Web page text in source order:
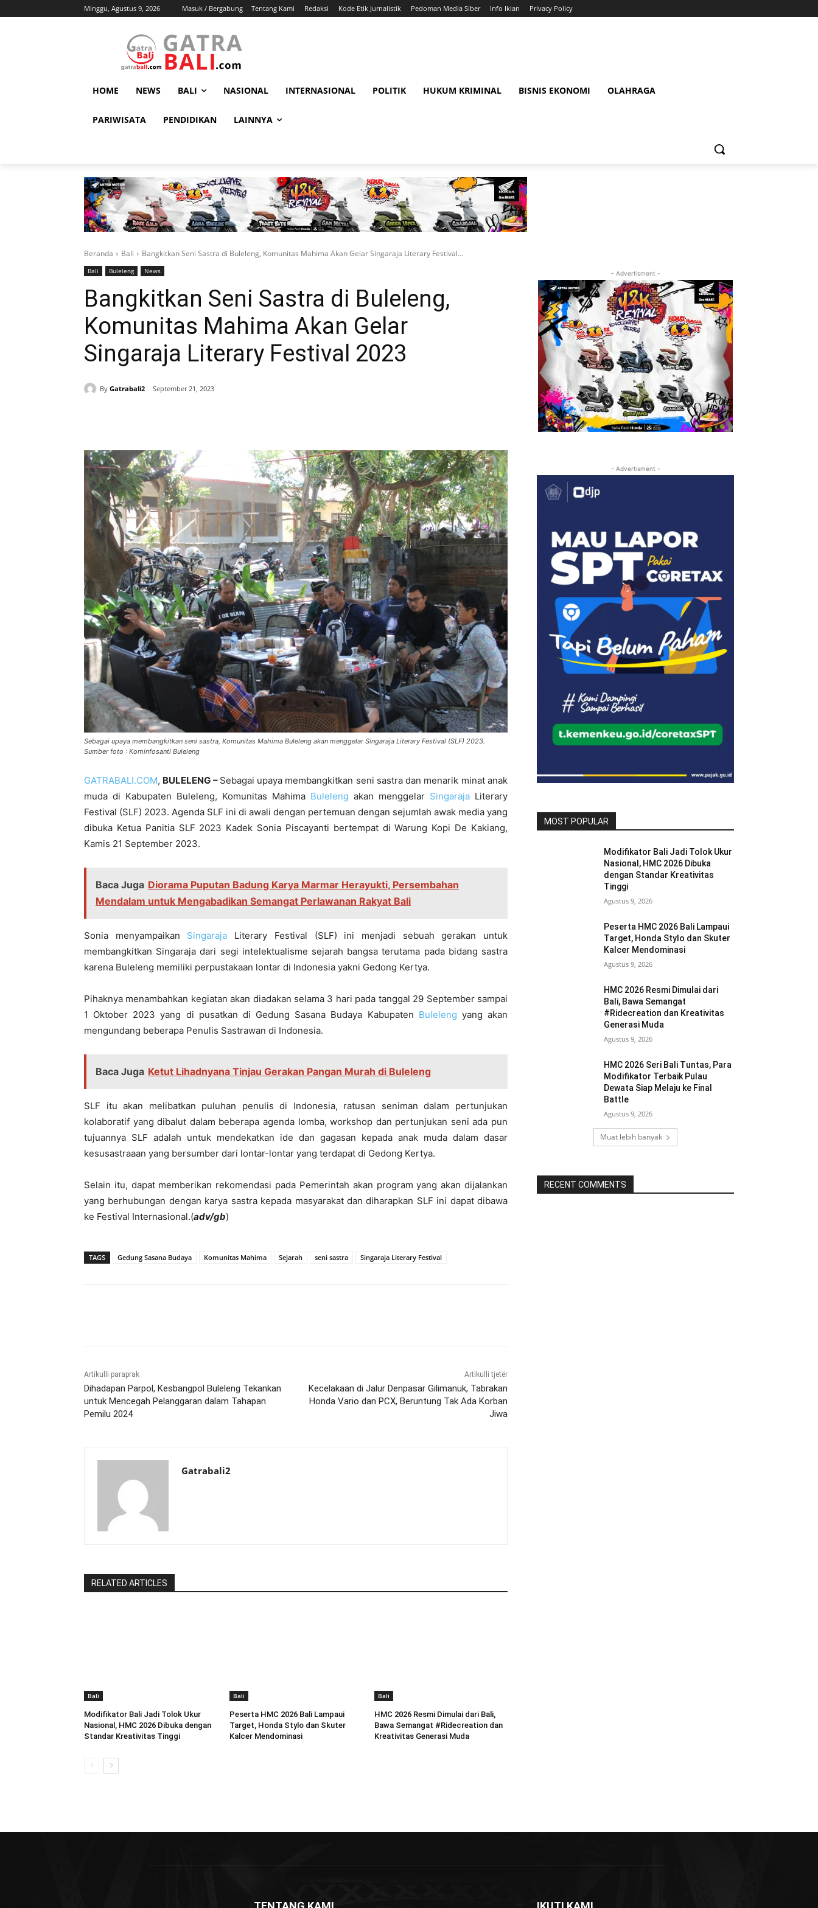
Minggu, Agustus 9, 2026 Masuk / Bergabung Tentang Kami Redaksi Kode Etik Jurnalistik Pedoman Media Siber Info Iklan Privacy Policy
HOME NEWS BALI NASIONAL INTERNASIONAL POLITIK HUKUM KRIMINAL BISNIS EKONOMI OLAHRAGA
PARIWISATA PENDIDIKAN LAINNYA
Beranda Bali Bangkitkan Seni Sastra di Buleleng, Komunitas Mahima Akan Gelar Singaraja Literary Festival...
Bali Buleleng News
Bangkitkan Seni Sastra di Buleleng,
Komunitas Mahima Akan Gelar
Singaraja Literary Festival 2023
By Gatrabali2 September 21, 2023
Sebagai upaya membangkitkan seni sastra, Komunitas Mahima Buleleng akan menggelar Singaraja Literary Festival (SLF) 2023.
Sumber foto : Kominfosanti Buleleng
GATRABALI.COM, BULELENG – Sebagai upaya membangkitkan seni sastra dan menarik minat anak
muda di Kabupaten Buleleng, Komunitas Mahima Buleleng akan menggelar Singaraja Literary
Festival (SLF) 2023. Agenda SLF ini di awali dengan pertemuan dengan sejumlah awak media yang
dibuka Ketua Panitia SLF 2023 Kadek Sonia Piscayanti bertempat di Warung Kopi De Kakiang,
Kamis 21 September 2023.
Baca Juga Diorama Puputan Badung Karya Marmar Herayukti, Persembahan
Mendalam untuk Mengabadikan Semangat Perlawanan Rakyat Bali
Sonia menyampaikan Singaraja Literary Festival (SLF) ini menjadi sebuah gerakan untuk
membangkitkan Singaraja dari segi intelektualisme sejarah bangsa terutama pada bidang sastra
karena Buleleng memiliki perpustakaan lontar di Indonesia yakni Gedong Kertya.
Pihaknya menambahkan kegiatan akan diadakan selama 3 hari pada tanggal 29 September sampai
1 Oktober 2023 yang di pusatkan di Gedung Sasana Budaya Kabupaten Buleleng yang akan
mengundang beberapa Penulis Sastrawan di Indonesia.
Baca Juga Ketut Lihadnyana Tinjau Gerakan Pangan Murah di Buleleng
SLF itu akan melibatkan puluhan penulis di Indonesia, ratusan seniman dalam pertunjukan
kolaboratif yang dibalut dalam beberapa agenda lomba, workshop dan pertunjukan seni ada pun
tujuannya SLF adalah untuk mendekatkan ide dan gagasan kepada anak muda dalam dasar
kesusastraaan yang bersumber dari lontar-lontar yang terdapat di Gedong Kertya.
Selain itu, dapat memberikan rekomendasi pada Pemerintah akan program yang akan dijalankan
yang berhubungan dengan karya sastra kepada masyarakat dan diharapkan SLF ini dapat dibawa
ke Festival Internasional.(adv/gb)
TAGS Gedung Sasana Budaya Komunitas Mahima Sejarah seni sastra Singaraja Literary Festival
Artikulli paraprak
Dihadapan Parpol, Kesbangpol Buleleng Tekankan
untuk Mencegah Pelanggaran dalam Tahapan
Pemilu 2024
Artikulli tjetër
Kecelakaan di Jalur Denpasar Gilimanuk, Tabrakan
Honda Vario dan PCX, Beruntung Tak Ada Korban
Jiwa
Gatrabali2
RELATED ARTICLES
Bali
Modifikator Bali Jadi Tolok Ukur
Nasional, HMC 2026 Dibuka dengan
Standar Kreativitas Tinggi
Bali
Peserta HMC 2026 Bali Lampaui
Target, Honda Stylo dan Skuter
Kalcer Mendominasi
Bali
HMC 2026 Resmi Dimulai dari Bali,
Bawa Semangat #Ridecreation dan
Kreativitas Generasi Muda
- Advertisment -
- Advertisment -
MOST POPULAR
Modifikator Bali Jadi Tolok Ukur
Nasional, HMC 2026 Dibuka
dengan Standar Kreativitas
Tinggi
Agustus 9, 2026
Peserta HMC 2026 Bali Lampaui
Target, Honda Stylo dan Skuter
Kalcer Mendominasi
Agustus 9, 2026
HMC 2026 Resmi Dimulai dari
Bali, Bawa Semangat
#Ridecreation dan Kreativitas
Generasi Muda
Agustus 9, 2026
HMC 2026 Seri Bali Tuntas, Para
Modifikator Terbaik Pulau
Dewata Siap Melaju ke Final
Battle
Agustus 9, 2026
Muat lebih banyak
RECENT COMMENTS